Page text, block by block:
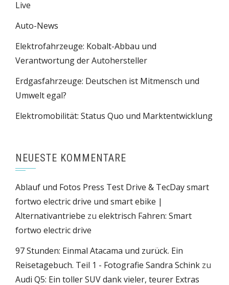
Live
Auto-News
Elektrofahrzeuge: Kobalt-Abbau und
Verantwortung der Autohersteller
Erdgasfahrzeuge: Deutschen ist Mitmensch und
Umwelt egal?
Elektromobilität: Status Quo und Marktentwicklung
NEUESTE KOMMENTARE
Ablauf und Fotos Press Test Drive & TecDay smart
fortwo electric drive und smart ebike |
Alternativantriebe zu elektrisch Fahren: Smart
fortwo electric drive
97 Stunden: Einmal Atacama und zurück. Ein
Reisetagebuch. Teil 1 - Fotografie Sandra Schink zu
Audi Q5: Ein toller SUV dank vieler, teurer Extras